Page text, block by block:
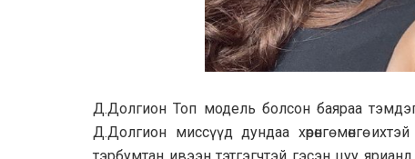
Д.Долгион Топ модель болсон баяраа
Д.Долгион миссүүд дундаа хөрөнгө мөнгө